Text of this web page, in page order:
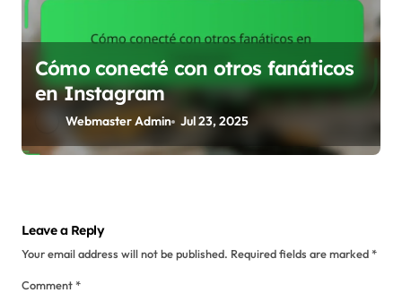
Cómo conecté con otros fanáticos
en Instagram
Webmaster Admin Jul 23, 2025
Leave a Reply
Your email address will not be published. Required fields are marked*
Comment*